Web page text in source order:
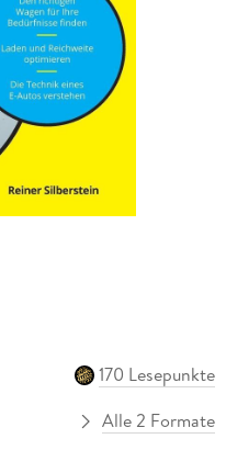
170 Lesepunkte
Alle 2 Formate